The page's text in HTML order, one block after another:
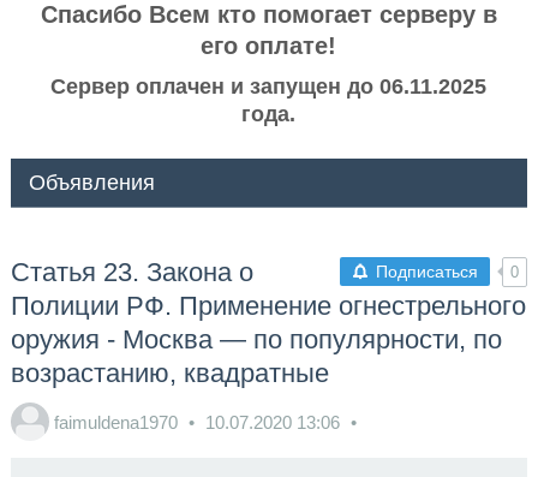
Спасибо Всем кто помогает серверу в
его оплате!
Сервер оплачен и запущен до 06.11.2025
года.
Объявления
Подписаться 0
Статья 23. Закона о
Полиции РФ. Применение огнестрельного
оружия - Москва — по популярности, по
возрастанию, квадратные
faimuldena1970 10.07.2020 13:06